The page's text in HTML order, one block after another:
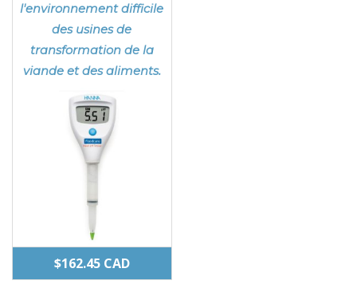
l'environnement difficile
des usines de
transformation de la
viande et des aliments.
$162.45 CAD